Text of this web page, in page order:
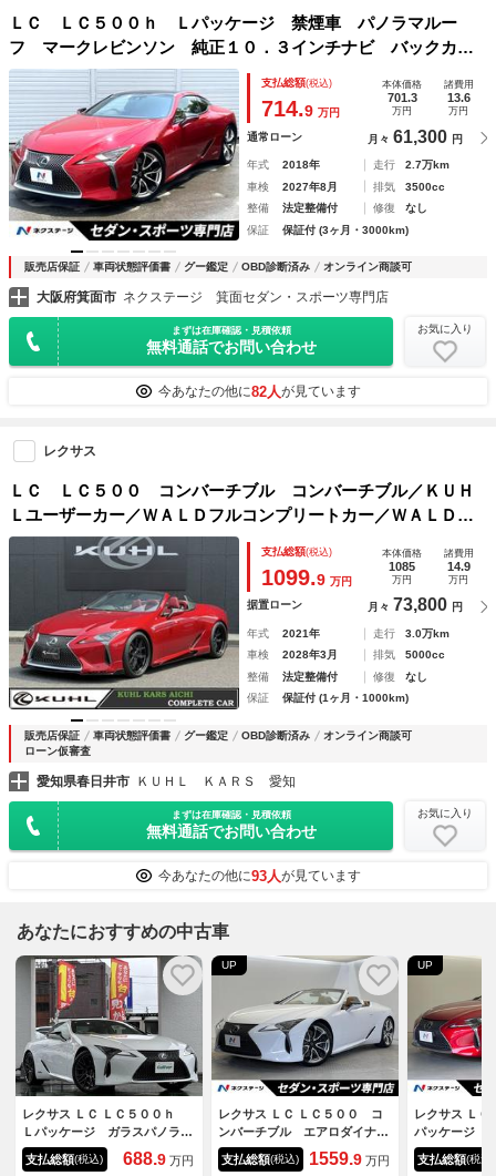
ＬＣ ＬＣ５００ｈ Ｌパッケージ 禁煙車 パノラマルー
フ マークレビンソン 純正１０．３インチナビ バックカメ
ラ セーフティシステムプラス 純正ＯＰ２１インチＡＷ セ
ミアニリン革 パワーシート 革巻きステアリング パドルシ
フト
支払総額(税込)
714.9 万円
本体価格
701.3
万円
諸費用
13.6
万円
通常ローン 月々 61,300 円
年式 2018年 走行
2.7万km
車検
2027年8月 排気
3500cc
整備
法定整備付 修復
なし
保証
保証付 (3ヶ月・3000km)
販売店保証 車両状態評価書 グー鑑定 OBD診断済み オンライン商談可
大阪府箕面市 ネクステージ 箕面セダン・スポーツ専門店
まずは在庫確認・見積依頼
無料通話でお問い合わせ
お気に入り
今あなたの他に82人が見ています
レクサス
ＬＣ ＬＣ５００ コンバーチブル コンバーチブル／ＫＵＨ
Ｌユーザーカー／ＷＡＬＤフルコンプリートカー／ＷＡＬＤオ
リジナルエアロ３点装着済み／ＷＡＬＤ２１インチアルミホイ
ール＋コンチネンタルタイヤ／ＢＬＩＴＺ車高調整式サスペン
支払総額(税込)
1099.9 万円
本体価格
1085
万円
諸費用
14.9
万円
据置ローン 月々 73,800 円
年式 2021年 走行
3.0万km
車検
2028年3月 排気
5000cc
整備
法定整備付 修復
なし
保証
保証付 (1ヶ月・1000km)
販売店保証 車両状態評価書 グー鑑定 OBD診断済み
オンライン商談可
ローン仮審査
愛知県春日井市 ＫＵＨＬ ＫＡＲＳ 愛知
まずは在庫確認・見積依頼
無料通話でお問い合わせ
お気に入り
今あなたの他に93人が見ています
あなたにおすすめの中古車
レクサス ＬＣ ＬＣ５００ｈ
Ｌパッケージ ガラスパノラマ
ルーフ／ＴＲＤ２１インチ鍛造
アルミホイール／純正ナビ（１
支払総額(税込) 688.9 万円
UP
レクサス ＬＣ ＬＣ５００ コ
ンバーチブル エアロダイナミ
クスカウリング マークレビン
ソンサウンド 純正ＯＰ２１イ
支払総額(税込) 1559.9 万円
UP
レクサス Ｌ
パッケージ
プディスプ
車 アクティ
支払総額(税込)